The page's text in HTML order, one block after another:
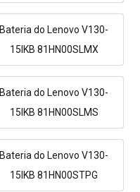
Bateria do Lenovo V130-
15IKB 81HN00SLMX
Bateria do Lenovo V130-
15IKB 81HN00SLMS
Bateria do Lenovo V130-
15IKB 81HN00STPG